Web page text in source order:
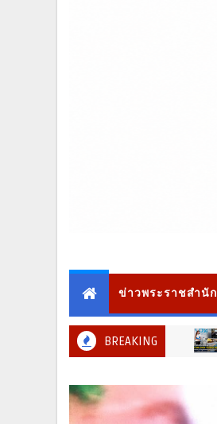
ข่าวพระราชสำนัก
BREAKINGภูมิภาค